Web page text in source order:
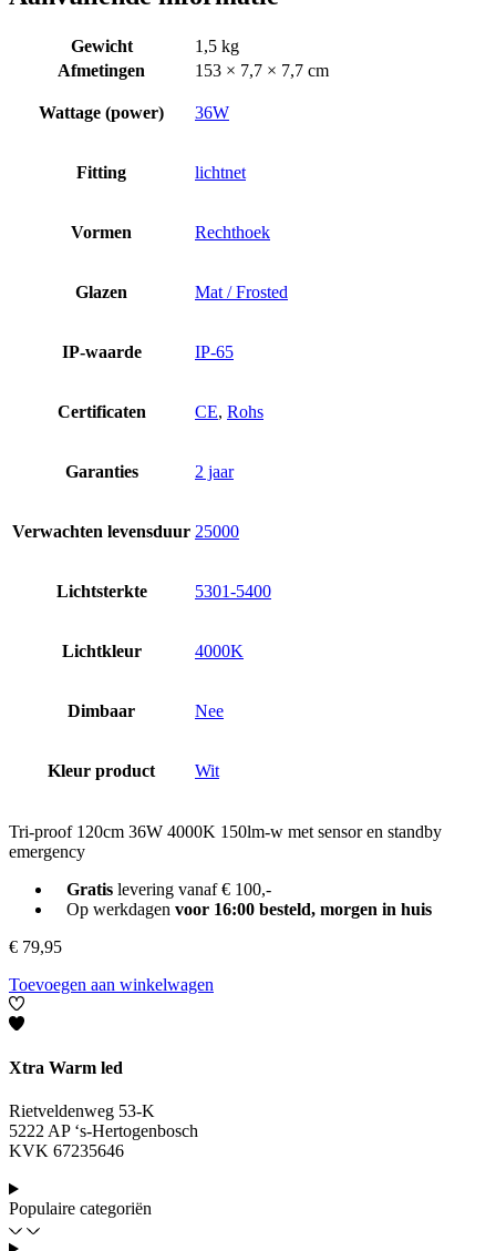
Gewicht
1,5 kg
Afmetingen
153 × 7,7 × 7,7 cm
Wattage (power) 36W
Fitting lichtnet
Vormen Rechthoek
Glazen Mat / Frosted
IP-waarde IP-65
Certificaten CE, Rohs
Garanties 2 jaar
Verwachten levensduur 25000
Lichtsterkte 5301-5400
Lichtkleur 4000K
Dimbaar Nee
Kleur product Wit
Tri-proof 120cm 36W 4000K 150lm-w met sensor en standby
emergency
Gratislevering vanaf € 100,-
Op werkdagen voor 16:00 besteld, morgen in huis
€ 79,95
Toevoegen aan winkelwagen
Xtra Warm led
Rietveldenweg 53-K
5222 AP ‘s-Hertogenbosch
KVK 67235646
Populaire categoriën